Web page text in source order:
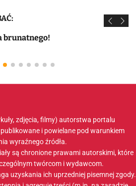
brunatnego!
zdjęcia, filmy) autorstwa portalu
i powielane pod warunkiem
wyraźnego źródła.
są chronione prawami autorskimi, które
twórcom i wydawcom.
uzyskania ich uprzedniej pisemnej zgody.